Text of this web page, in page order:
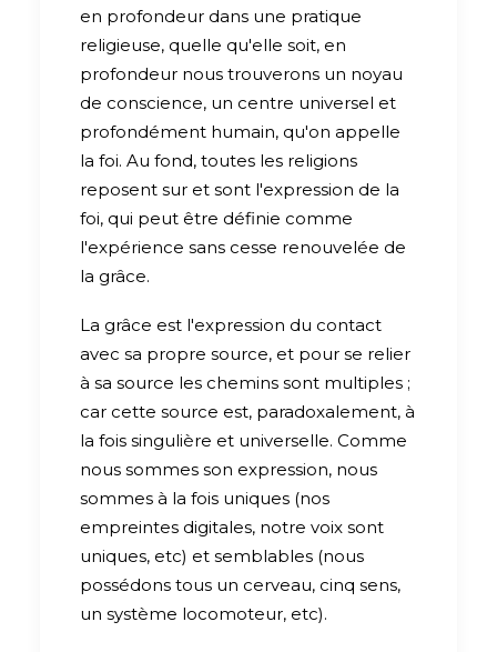
en profondeur dans une pratique
religieuse, quelle qu'elle soit, en
profondeur nous trouverons un noyau
de conscience, un centre universel et
profondément humain, qu'on appelle
la foi. Au fond, toutes les religions
reposent sur et sont l'expression de la
foi, qui peut être définie comme
l'expérience sans cesse renouvelée de
la grâce.
La grâce est l'expression du contact
avec sa propre source, et pour se relier
à sa source les chemins sont multiples ;
car cette source est, paradoxalement, à
la fois singulière et universelle. Comme
nous sommes son expression, nous
sommes à la fois uniques (nos
empreintes digitales, notre voix sont
uniques, etc) et semblables (nous
possédons tous un cerveau, cinq sens,
un système locomoteur, etc).